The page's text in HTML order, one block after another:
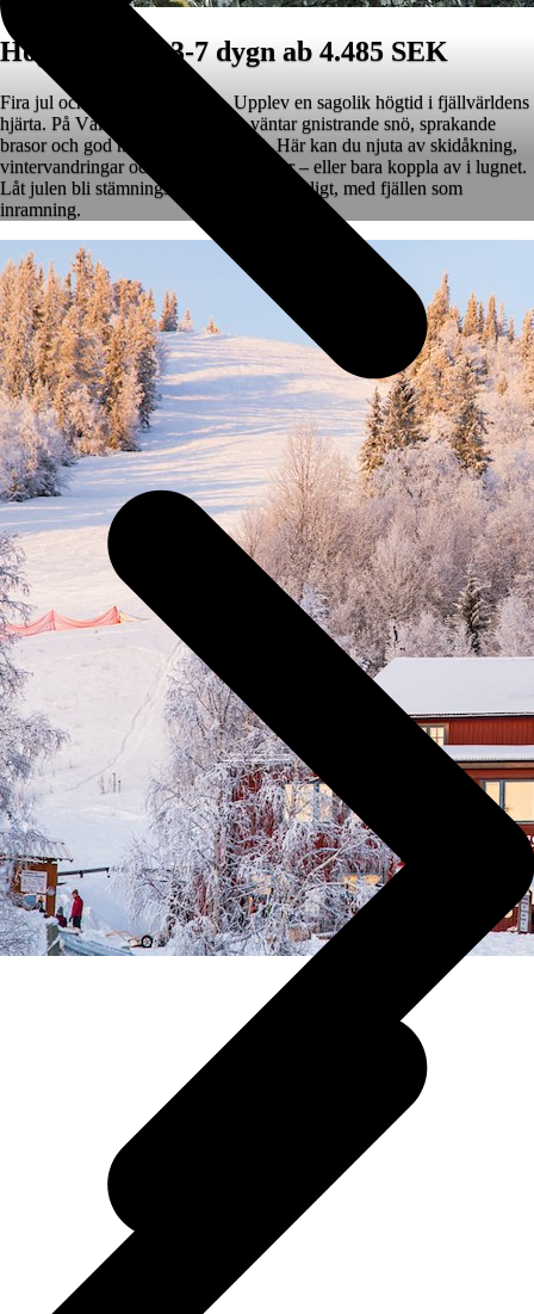
Högtidspaket 3-7 dygn ab 4.485 SEK
Fira jul och nyår i Vålådalen – Upplev en sagolik högtid i fjällvärldens
hjärta. På Vålådalens Fjällstation väntar gnistrande snö, sprakande
brasor och god mat i gemytlig miljö. Här kan du njuta av skidåkning,
vintervandringar och stjärnklara kvällar – eller bara koppla av i lugnet.
Låt julen bli stämningsfull och nyåret festligt, med fjällen som
inramning.